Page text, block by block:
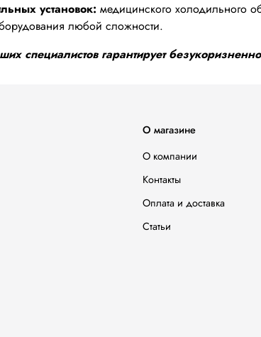
установок: медицинского холодильного
любой сложности.
специалистов гарантирует
О магазине
О компании
Контакты
Оплата и доставка
Статьи